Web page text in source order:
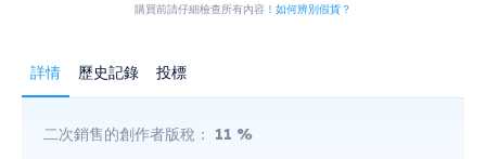
購買前請仔細檢查所有內容！ 如何辨別假貨？
詳情 歷史記錄 投標
二次銷售的創作者版稅： 11 %